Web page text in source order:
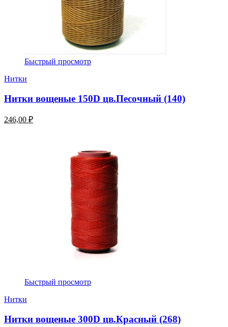
Быстрый просмотр
Нитки
Нитки вощеные 150D цв.Песочный (140)
246,00 ₽
Быстрый просмотр
Нитки
Нитки вощеные 300D цв.Красный (268)